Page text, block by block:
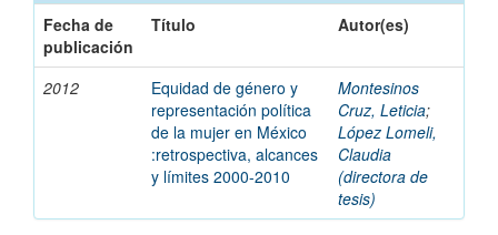
Fecha de
publicación
Título Autor(es)
2012
Equidad de género y
representación política
de la mujer en México
:retrospectiva, alcances
y límites 2000-2010
Montesinos
Cruz, Leticia;
López Lomeli,
Claudia
(directora de
tesis)